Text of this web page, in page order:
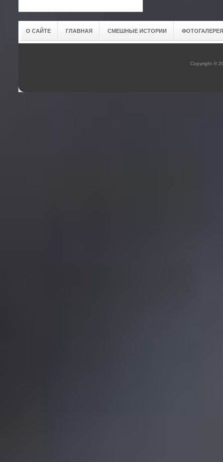
О САЙТЕ ГЛАВНАЯ СМЕШНЫЕ ИСТОРИИ ФОТОГАЛЕРЕЯ
Copyright ©